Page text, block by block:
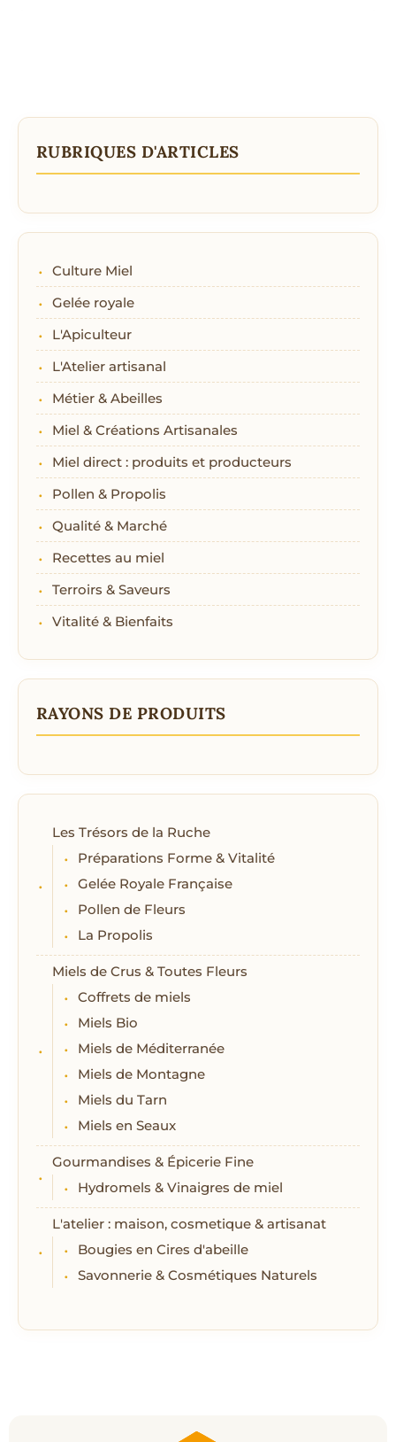
RUBRIQUES D'ARTICLES
Culture Miel
Gelée royale
L'Apiculteur
L'Atelier artisanal
Métier & Abeilles
Miel & Créations Artisanales
Miel direct : produits et producteurs
Pollen & Propolis
Qualité & Marché
Recettes au miel
Terroirs & Saveurs
Vitalité & Bienfaits
RAYONS DE PRODUITS
Les Trésors de la Ruche
Préparations Forme & Vitalité
Gelée Royale Française
Pollen de Fleurs
La Propolis
Miels de Crus & Toutes Fleurs
Coffrets de miels
Miels Bio
Miels de Méditerranée
Miels de Montagne
Miels du Tarn
Miels en Seaux
Gourmandises & Épicerie Fine
Hydromels & Vinaigres de miel
L'atelier : maison, cosmetique & artisanat
Bougies en Cires d'abeille
Savonnerie & Cosmétiques Naturels